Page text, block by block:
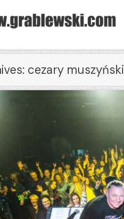
cezary muszyński